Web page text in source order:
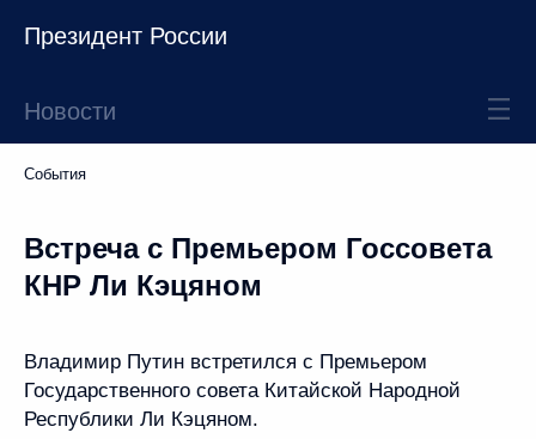
Президент России
Новости
События
Встреча с Премьером Госсовета
КНР Ли Кэцяном
Владимир Путин встретился с Премьером
Государственного совета Китайской Народной
Республики Ли Кэцяном.